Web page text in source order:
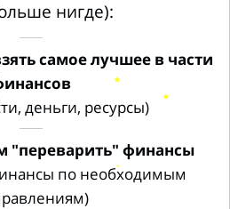
нигде):
самое лучшее в части
деньги, ресурсы)
"переварить" финансы
по необходимым